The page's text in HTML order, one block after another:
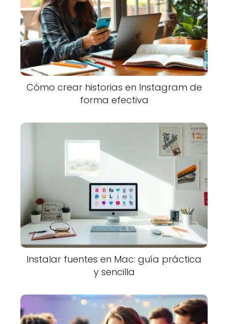
Cómo crear historias en Instagram de
forma efectiva
Instalar fuentes en Mac: guía práctica
y sencilla